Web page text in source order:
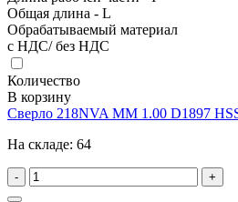
Общая длина - L
Обрабатываемый материал
с НДС/ без НДС
Количество
В корзину
Сверло 218NVA MM 1.00 D1897
На складе: 64
- +